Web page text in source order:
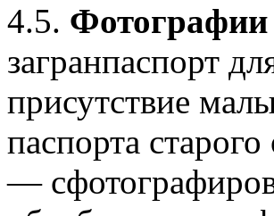
4.5.
загранпаспорт
присутствие
паспорта
—